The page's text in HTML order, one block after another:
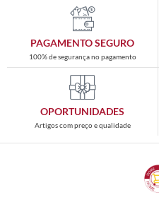
PAGAMENTO SEGURO
100% de segurança no pagamento
OPORTUNIDADES
Artigos com preço e qualidade